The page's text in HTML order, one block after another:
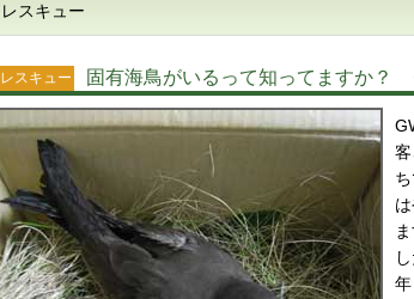
レスキュー
レスキュー 固有海鳥がいるって知ってますか